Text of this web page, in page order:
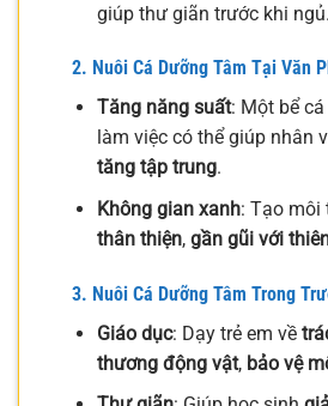
giúp thư giãn trước khi ngủ.
2. Nuôi Cá Dưỡng Tâm Tại Văn
Tăng năng suất: Một bể
làm việc có thể giúp nhân
tăng tập trung.
Không gian xanh: Tạo môi
thân thiện, gần gũi với
3. Nuôi Cá Dưỡng Tâm Trong
Giáo dục: Dạy trẻ em về
thương động vật, bảo vệ